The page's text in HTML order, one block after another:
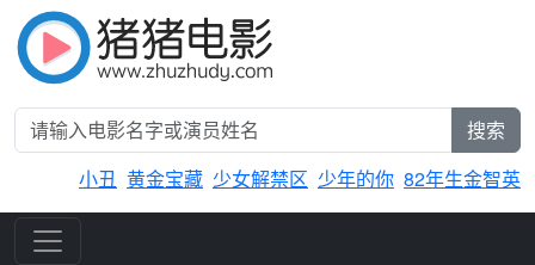
搜索
小丑 黄金宝藏 少女解禁区 少年的你 82年生金智英